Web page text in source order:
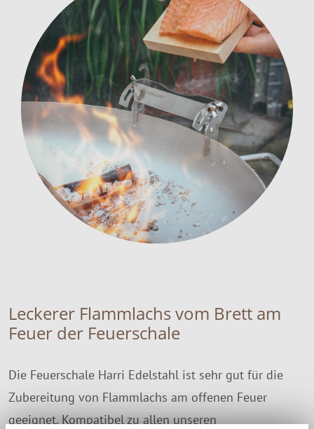
Leckerer Flammlachs vom Brett am
Feuer der Feuerschale
Die Feuerschale Harri Edelstahl ist sehr gut für die
Zubereitung von Flammlachs am offenen Feuer
geeignet. Kompatibel zu allen unseren